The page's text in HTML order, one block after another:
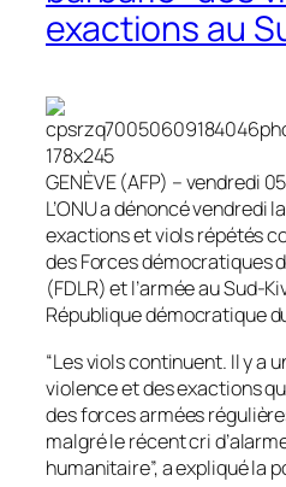
exactions au
GENÈVE (AFP) – vendredi
L’ONU a dénoncé vendredi
exactions et viols répétés
des Forces démocratiques
(FDLR) et l’armée au Sud-
République démocratique
“Les viols continuent. Il y a
violence et des exactions
des forces armées
malgré le récent cri
humanitaire”, a expliqué la